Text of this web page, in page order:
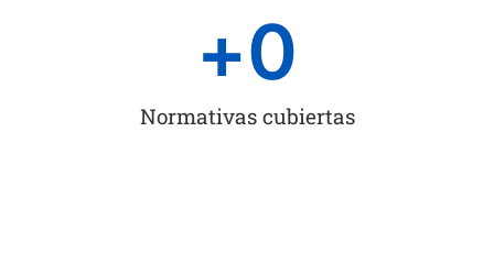
Normativas cubiertas
+0